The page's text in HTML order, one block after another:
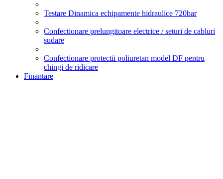
Testare Dinamica echipamente hidraulice 720bar
Confectionare prelungitoare electrice / seturi de cabluri
sudare
Confectionare protectii poliuretan model DF pentru
chingi de ridicare
Finantare